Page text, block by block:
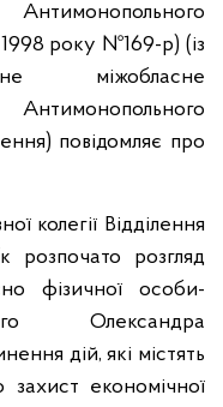
1998 року №169-р) (із
міжобласне
повідомляє про
колегії Відділення
розгляд
фізичної особи-
Олександра
дій, які містять
економічної